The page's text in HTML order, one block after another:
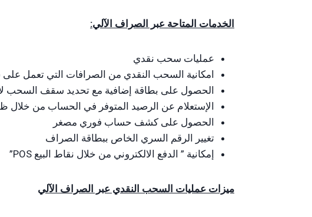
الخدمات المتاحة عبر الصراف الآلي:
عمليات سحب نقدي
امكانية السحب النقدي من الصرافات التي تعمل على
الحصول على بطاقة إضافية مع تحديد سقف السحب
الإستعلام عن الرصيد المتوفر في الحساب من
الحصول على كشف حساب فوري مصغر
تغيير الرقم السري الخاص ببطاقة الصراف
إمكانية ” الدفع الالكتروني من خلال نقاط البيع POS”
ميزات عمليات السحب النقدي عبر الصراف الآلي